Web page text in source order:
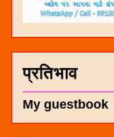
प्रतिभाव
My guestbook